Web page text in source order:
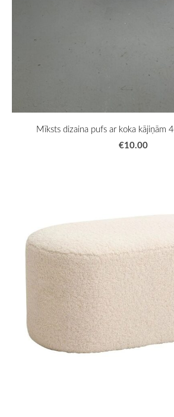
Mīksts dizaina pufs ar koka kājiņām
€10.00